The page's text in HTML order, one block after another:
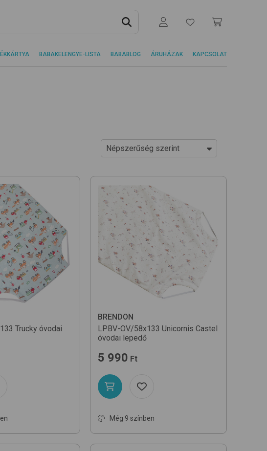
BABAKELENGYE-LISTA BABABLOG ÁRUHÁZAK KAPCSOLAT
Népszerűség szerint
Népszerűség szerint
Újdonságok
Egységár szerint növekvő
Egységár szerint csökkenő
Név szerint (A-Z)
Trucky óvodai
BRENDON
LPBV-OV/58x133 Unicornis Castel
óvodai lepedő
5 990 Ft
Még 9 színben